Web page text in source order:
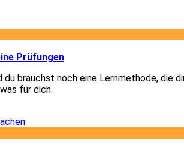
Prüfungen
brauchst noch eine Lernmethode, die
für dich.